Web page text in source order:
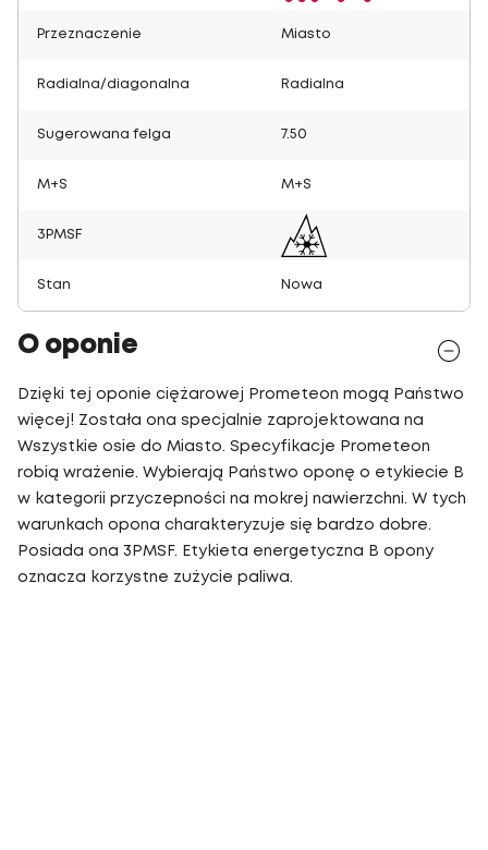
Przeznaczenie Miasto
Radialna/diagonalna Radialna
Sugerowana felga 7.50
M+S M+S
3PMSF
Stan Nowa
O oponie
Dzięki tej oponie ciężarowej Prometeon mogą Państwo
więcej! Została ona specjalnie zaprojektowana na
Wszystkie osie do Miasto. Specyfikacje Prometeon
robią wrażenie. Wybierają Państwo oponę o etykiecie B
w kategorii przyczepności na mokrej nawierzchni. W tych
warunkach opona charakteryzuje się bardzo dobre.
Posiada ona 3PMSF. Etykieta energetyczna B opony
oznacza korzystne zużycie paliwa.